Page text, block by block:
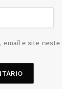
email e site